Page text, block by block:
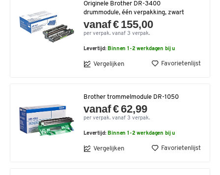
Originele Brother DR-3400
drummodule, één verpakking, zwart
vanaf € 155,00
per verpak. vanaf 3 verpak.
Levertijd: Binnen 1-2 werkdagen bij u
Vergelijken Favorietenlijst
Brother trommelmodule DR-1050
vanaf € 62,99
per verpak. vanaf 3 verpak.
Levertijd: Binnen 1-2 werkdagen bij u
Vergelijken Favorietenlijst